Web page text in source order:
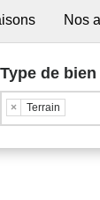
Nos
Type de bien
× Terrain